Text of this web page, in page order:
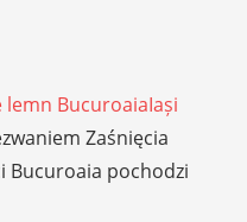
lemn BucuroaiaIași
Zaśnięcia
Bucuroaia pochodzi